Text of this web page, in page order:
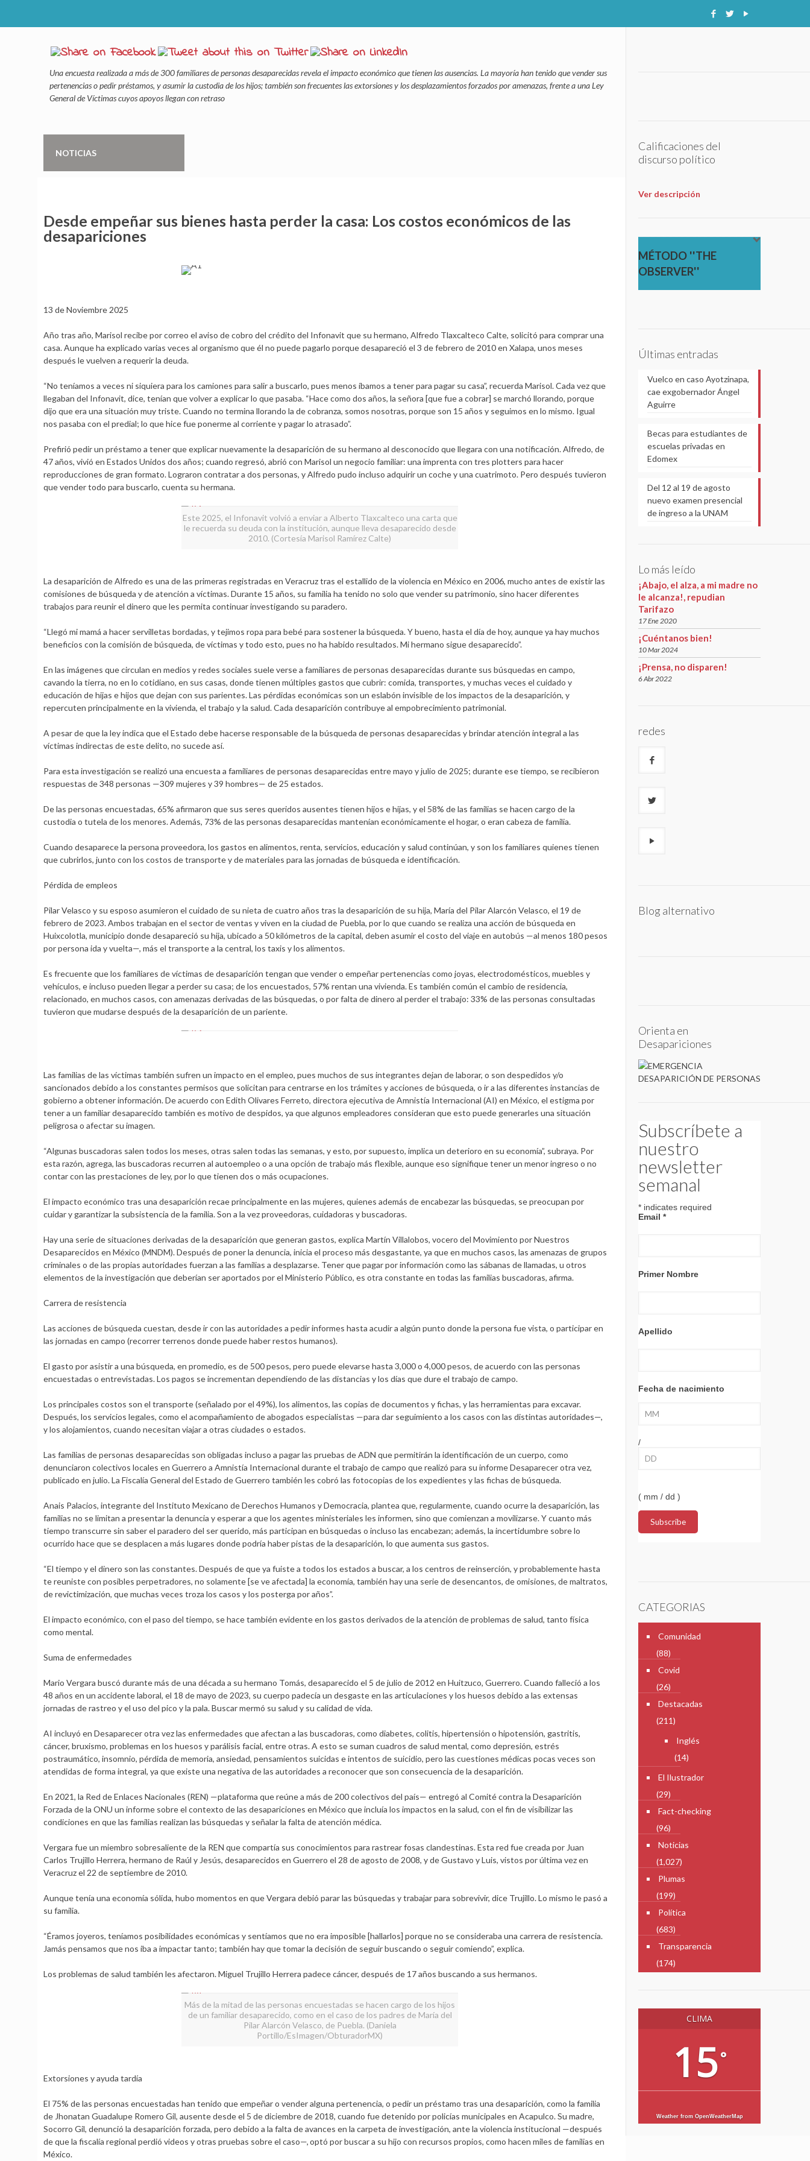
Una encuesta realizada a más de 300 familiares de personas desaparecidas revela el impacto económico que tienen las ausencias. La mayoría han tenido que vender sus
pertenencias o pedir préstamos, y asumir la custodia de los hijos; también son frecuentes las extorsiones y los desplazamientos forzados por amenazas, frente a una Ley
General de Víctimas cuyos apoyos llegan con retraso
NOTICIAS
Desde empeñar sus bienes hasta perder la casa: Los costos económicos de las
desapariciones
13 de Noviembre 2025
Año tras año, Marisol recibe por correo el aviso de cobro del crédito del Infonavit que su hermano, Alfredo Tlaxcalteco Calte, solicitó para comprar una
casa. Aunque ha explicado varias veces al organismo que él no puede pagarlo porque desapareció el 3 de febrero de 2010 en Xalapa, unos meses
después le vuelven a requerir la deuda.
“No teníamos a veces ni siquiera para los camiones para salir a buscarlo, pues menos íbamos a tener para pagar su casa”, recuerda Marisol. Cada vez que
llegaban del Infonavit, dice, tenían que volver a explicar lo que pasaba. “Hace como dos años, la señora [que fue a cobrar] se marchó llorando, porque
dijo que era una situación muy triste. Cuando no termina llorando la de cobranza, somos nosotras, porque son 15 años y seguimos en lo mismo. Igual
nos pasaba con el predial; lo que hice fue ponerme al corriente y pagar lo atrasado”.
Prefirió pedir un préstamo a tener que explicar nuevamente la desaparición de su hermano al desconocido que llegara con una notificación. Alfredo, de
47 años, vivió en Estados Unidos dos años; cuando regresó, abrió con Marisol un negocio familiar: una imprenta con tres plotters para hacer
reproducciones de gran formato. Lograron contratar a dos personas, y Alfredo pudo incluso adquirir un coche y una cuatrimoto. Pero después tuvieron
que vender todo para buscarlo, cuenta su hermana.
Este 2025, el Infonavit volvió a enviar a Alberto Tlaxcalteco una carta que
le recuerda su deuda con la institución, aunque lleva desaparecido desde
2010. (Cortesía Marisol Ramírez Calte)
La desaparición de Alfredo es una de las primeras registradas en Veracruz tras el estallido de la violencia en México en 2006, mucho antes de existir las
comisiones de búsqueda y de atención a víctimas. Durante 15 años, su familia ha tenido no solo que vender su patrimonio, sino hacer diferentes
trabajos para reunir el dinero que les permita continuar investigando su paradero.
“Llegó mi mamá a hacer servilletas bordadas, y tejimos ropa para bebé para sostener la búsqueda. Y bueno, hasta el día de hoy, aunque ya hay muchos
beneficios con la comisión de búsqueda, de víctimas y todo esto, pues no ha habido resultados. Mi hermano sigue desaparecido”.
En las imágenes que circulan en medios y redes sociales suele verse a familiares de personas desaparecidas durante sus búsquedas en campo,
cavando la tierra, no en lo cotidiano, en sus casas, donde tienen múltiples gastos que cubrir: comida, transportes, y muchas veces el cuidado y
educación de hijas e hijos que dejan con sus parientes. Las pérdidas económicas son un eslabón invisible de los impactos de la desaparición, y
repercuten principalmente en la vivienda, el trabajo y la salud. Cada desaparición contribuye al empobrecimiento patrimonial.
A pesar de que la ley indica que el Estado debe hacerse responsable de la búsqueda de personas desaparecidas y brindar atención integral a las
víctimas indirectas de este delito, no sucede así.
Para esta investigación se realizó una encuesta a familiares de personas desaparecidas entre mayo y julio de 2025; durante ese tiempo, se recibieron
respuestas de 348 personas —309 mujeres y 39 hombres— de 25 estados.
De las personas encuestadas, 65% afirmaron que sus seres queridos ausentes tienen hijos e hijas, y el 58% de las familias se hacen cargo de la
custodia o tutela de los menores. Además, 73% de las personas desaparecidas mantenían económicamente el hogar, o eran cabeza de familia.
Cuando desaparece la persona proveedora, los gastos en alimentos, renta, servicios, educación y salud continúan, y son los familiares quienes tienen
que cubrirlos, junto con los costos de transporte y de materiales para las jornadas de búsqueda e identificación.
Pérdida de empleos
Pilar Velasco y su esposo asumieron el cuidado de su nieta de cuatro años tras la desaparición de su hija, María del Pilar Alarcón Velasco, el 19 de
febrero de 2023. Ambos trabajan en el sector de ventas y viven en la ciudad de Puebla, por lo que cuando se realiza una acción de búsqueda en
Huixcolotla, municipio donde desapareció su hija, ubicado a 50 kilómetros de la capital, deben asumir el costo del viaje en autobús —al menos 180 pesos
por persona ida y vuelta—, más el transporte a la central, los taxis y los alimentos.
Es frecuente que los familiares de víctimas de desaparición tengan que vender o empeñar pertenencias como joyas, electrodomésticos, muebles y
vehículos, e incluso pueden llegar a perder su casa; de los encuestados, 57% rentan una vivienda. Es también común el cambio de residencia,
relacionado, en muchos casos, con amenazas derivadas de las búsquedas, o por falta de dinero al perder el trabajo: 33% de las personas consultadas
tuvieron que mudarse después de la desaparición de un pariente.
Las familias de las víctimas también sufren un impacto en el empleo, pues muchos de sus integrantes dejan de laborar, o son despedidos y/o
sancionados debido a los constantes permisos que solicitan para centrarse en los trámites y acciones de búsqueda, o ir a las diferentes instancias de
gobierno a obtener información. De acuerdo con Edith Olivares Ferreto, directora ejecutiva de Amnistía Internacional (AI) en México, el estigma por
tener a un familiar desaparecido también es motivo de despidos, ya que algunos empleadores consideran que esto puede generarles una situación
peligrosa o afectar su imagen.
“Algunas buscadoras salen todos los meses, otras salen todas las semanas, y esto, por supuesto, implica un deterioro en su economía”, subraya. Por
esta razón, agrega, las buscadoras recurren al autoempleo o a una opción de trabajo más flexible, aunque eso signifique tener un menor ingreso o no
contar con las prestaciones de ley, por lo que tienen dos o más ocupaciones.
El impacto económico tras una desaparición recae principalmente en las mujeres, quienes además de encabezar las búsquedas, se preocupan por
cuidar y garantizar la subsistencia de la familia. Son a la vez proveedoras, cuidadoras y buscadoras.
Hay una serie de situaciones derivadas de la desaparición que generan gastos, explica Martín Villalobos, vocero del Movimiento por Nuestros
Desaparecidos en México (MNDM). Después de poner la denuncia, inicia el proceso más desgastante, ya que en muchos casos, las amenazas de grupos
criminales o de las propias autoridades fuerzan a las familias a desplazarse. Tener que pagar por información como las sábanas de llamadas, u otros
elementos de la investigación que deberían ser aportados por el Ministerio Público, es otra constante en todas las familias buscadoras, afirma.
Carrera de resistencia
Las acciones de búsqueda cuestan, desde ir con las autoridades a pedir informes hasta acudir a algún punto donde la persona fue vista, o participar en
las jornadas en campo (recorrer terrenos donde puede haber restos humanos).
El gasto por asistir a una búsqueda, en promedio, es de 500 pesos, pero puede elevarse hasta 3,000 o 4,000 pesos, de acuerdo con las personas
encuestadas o entrevistadas. Los pagos se incrementan dependiendo de las distancias y los días que dure el trabajo de campo.
Los principales costos son el transporte (señalado por el 49%), los alimentos, las copias de documentos y fichas, y las herramientas para excavar.
Después, los servicios legales, como el acompañamiento de abogados especialistas —para dar seguimiento a los casos con las distintas autoridades—,
y los alojamientos, cuando necesitan viajar a otras ciudades o estados.
Las familias de personas desaparecidas son obligadas incluso a pagar las pruebas de ADN que permitirán la identificación de un cuerpo, como
denunciaron colectivos locales en Guerrero a Amnistía Internacional durante el trabajo de campo que realizó para su informe Desaparecer otra vez,
publicado en julio. La Fiscalía General del Estado de Guerrero también les cobró las fotocopias de los expedientes y las fichas de búsqueda.
Anais Palacios, integrante del Instituto Mexicano de Derechos Humanos y Democracia, plantea que, regularmente, cuando ocurre la desaparición, las
familias no se limitan a presentar la denuncia y esperar a que los agentes ministeriales les informen, sino que comienzan a movilizarse. Y cuanto más
tiempo transcurre sin saber el paradero del ser querido, más participan en búsquedas o incluso las encabezan; además, la incertidumbre sobre lo
ocurrido hace que se desplacen a más lugares donde podría haber pistas de la desaparición, lo que aumenta sus gastos.
“El tiempo y el dinero son las constantes. Después de que ya fuiste a todos los estados a buscar, a los centros de reinserción, y probablemente hasta
te reuniste con posibles perpetradores, no solamente [se ve afectada] la economía, también hay una serie de desencantos, de omisiones, de maltratos,
de revictimización, que muchas veces troza los casos y los posterga por años”.
El impacto económico, con el paso del tiempo, se hace también evidente en los gastos derivados de la atención de problemas de salud, tanto física
como mental.
Suma de enfermedades
Mario Vergara buscó durante más de una década a su hermano Tomás, desaparecido el 5 de julio de 2012 en Huitzuco, Guerrero. Cuando falleció a los
48 años en un accidente laboral, el 18 de mayo de 2023, su cuerpo padecía un desgaste en las articulaciones y los huesos debido a las extensas
jornadas de rastreo y el uso del pico y la pala. Buscar mermó su salud y su calidad de vida.
AI incluyó en Desaparecer otra vez las enfermedades que afectan a las buscadoras, como diabetes, colitis, hipertensión o hipotensión, gastritis,
cáncer, bruxismo, problemas en los huesos y parálisis facial, entre otras. A esto se suman cuadros de salud mental, como depresión, estrés
postraumático, insomnio, pérdida de memoria, ansiedad, pensamientos suicidas e intentos de suicidio, pero las cuestiones médicas pocas veces son
atendidas de forma integral, ya que existe una negativa de las autoridades a reconocer que son consecuencia de la desaparición.
En 2021, la Red de Enlaces Nacionales (REN) —plataforma que reúne a más de 200 colectivos del país— entregó al Comité contra la Desaparición
Forzada de la ONU un informe sobre el contexto de las desapariciones en México que incluía los impactos en la salud, con el fin de visibilizar las
condiciones en que las familias realizan las búsquedas y señalar la falta de atención médica.
Vergara fue un miembro sobresaliente de la REN que compartía sus conocimientos para rastrear fosas clandestinas. Esta red fue creada por Juan
Carlos Trujillo Herrera, hermano de Raúl y Jesús, desaparecidos en Guerrero el 28 de agosto de 2008, y de Gustavo y Luis, vistos por última vez en
Veracruz el 22 de septiembre de 2010.
Aunque tenía una economía sólida, hubo momentos en que Vergara debió parar las búsquedas y trabajar para sobrevivir, dice Trujillo. Lo mismo le pasó a
su familia.
“Éramos joyeros, teníamos posibilidades económicas y sentíamos que no era imposible [hallarlos] porque no se consideraba una carrera de resistencia.
Jamás pensamos que nos iba a impactar tanto; también hay que tomar la decisión de seguir buscando o seguir comiendo”, explica.
Los problemas de salud también les afectaron. Miguel Trujillo Herrera padece cáncer, después de 17 años buscando a sus hermanos.
Más de la mitad de las personas encuestadas se hacen cargo de los hijos
de un familiar desaparecido, como en el caso de los padres de María del
Pilar Alarcón Velasco, de Puebla. (Daniela
Portillo/EsImagen/ObturadorMX)
Extorsiones y ayuda tardía
El 75% de las personas encuestadas han tenido que empeñar o vender alguna pertenencia, o pedir un préstamo tras una desaparición, como la familia
de Jhonatan Guadalupe Romero Gil, ausente desde el 5 de diciembre de 2018, cuando fue detenido por policías municipales en Acapulco. Su madre,
Socorro Gil, denunció la desaparición forzada, pero debido a la falta de avances en la carpeta de investigación, ante la violencia institucional —después
de que la fiscalía regional perdió videos y otras pruebas sobre el caso—, optó por buscar a su hijo con recursos propios, como hacen miles de familias en
México.
Calificaciones del
discurso político
Ver descripción
MÉTODO ''THE
OBSERVER''
Últimas entradas
Vuelco en caso Ayotzinapa,
cae exgobernador Ángel
Aguirre
Becas para estudiantes de
escuelas privadas en
Edomex
Del 12 al 19 de agosto
nuevo examen presencial
de ingreso a la UNAM
Lo más leído
¡Abajo, el alza, a mi madre no
le alcanza!, repudian
Tarifazo
17 Ene 2020
¡Cuéntanos bien!
10 Mar 2024
¡Prensa, no disparen!
6 Abr 2022
redes
Blog alternativo
Orienta en
Desapariciones
Subscríbete a
nuestro
newsletter
semanal
* indicates required
Email *
Primer Nombre
Apellido
Fecha de nacimiento
/
( mm / dd )
CATEGORIAS
Comunidad
(88)
Covid
(26)
Destacadas
(211)
Inglés
(14)
El Ilustrador
(29)
Fact-checking
(96)
Noticias
(1,027)
Plumas
(199)
Política
(683)
Transparencia
(174)
CLIMA
15°
Weather from OpenWeatherMap